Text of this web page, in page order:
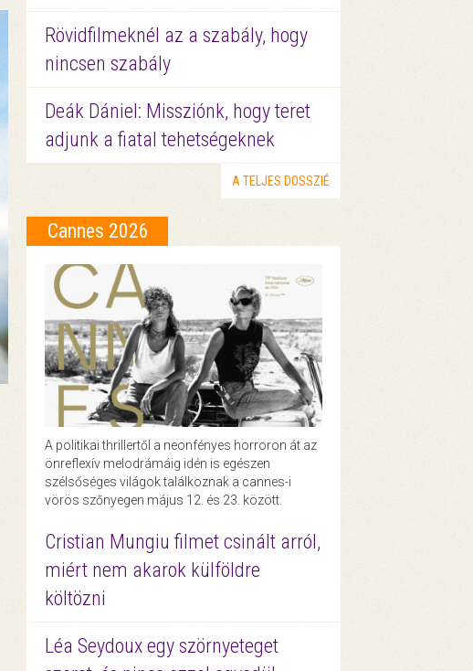
Rövidfilmeknél az a szabály, hogy
nincsen szabály
Deák Dániel: Missziónk, hogy teret
adjunk a fiatal tehetségeknek
A TELJES DOSSZIÉ
Cannes 2026
A politikai thrillertől a neonfényes horroron át az
önreflexív melodrámáig idén is egészen
szélsőséges világok találkoznak a cannes-i
vörös szőnyegen május 12. és 23. között.
Cristian Mungiu filmet csinált arról,
miért nem akarok külföldre
költözni
Léa Seydoux egy szörnyeteget